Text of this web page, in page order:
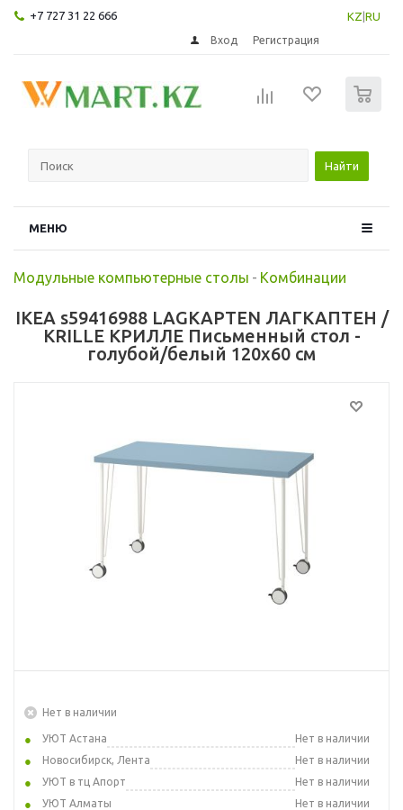
+7 727 31 22 666 KZ RU
Вход Регистрация
Найти
МЕНЮ
Модульные компьютерные столы - Комбинации
IKEA s59416988 LAGKAPTEN ЛАГКАПТЕН /
KRILLE КРИЛЛЕ Письменный стол -
голубой/белый 120x60 см
Нет в наличии
УЮТ Астана
Нет в наличии
Новосибирск, Лента
Нет в наличии
УЮТ в тц Апорт
Нет в наличии
УЮТ Алматы
Нет в наличии